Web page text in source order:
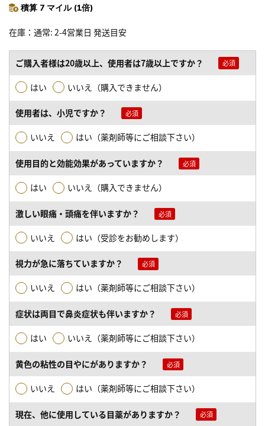
積算 7 マイル (1倍)
在庫 通常: 2-4営業日 発送目安
ご購入者様は20歳以上、使用者は7歳以上ですか？
はい いいえ（購入できません）
使用者は、小児ですか？
いいえ はい（薬剤師等にご相談下さい）
使用目的と効能効果があっていますか？
はい いいえ（購入できません）
激しい眼痛・頭痛を伴いますか？
いいえ はい（受診をお勧めします）
視力が急に落ちていますか？
いいえ はい（薬剤師等にご相談下さい）
症状は両目で鼻炎症状も伴いますか？
はい いいえ（薬剤師等にご相談下さい）
黄色の粘性の目やにがありますか？
いいえ はい（薬剤師等にご相談下さい）
現在、他に使用している目薬がありますか？